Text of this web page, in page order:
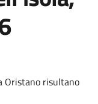
Oristano risultano